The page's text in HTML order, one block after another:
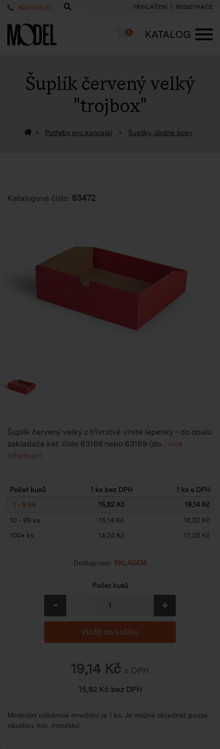
800 10 10 77 PŘIHLÁŠENÍ REGISTRACE
PackShop Košík
0
KATALOG
Šuplík červený velký
"trojbox"
Zpět na homepage
Potřeby pro kancelář Šuplíky, úložné boxy
Katalogové číslo: 53472
Šuplík červený velký z třívrstvé vlnité lepenky - do obalu
zakladače kat. číslo 63168 nebo 63169 (do... více
informací
Počet kusů 1 ks bez DPH
1 ks s DPH
1 - 9 ks
15,82 Kč
19,14 Kč
10 - 99 ks
15,14 Kč
18,32 Kč
100+ ks 14,24 Kč 17,23 Kč
Dostupnost: SKLADEM
Počet kusů
- +
19,14 Kč s DPH
15,82 Kč bez DPH
Minimální odběrové množství je 1 ks. Je možné objednat pouze
násobky min. množství.